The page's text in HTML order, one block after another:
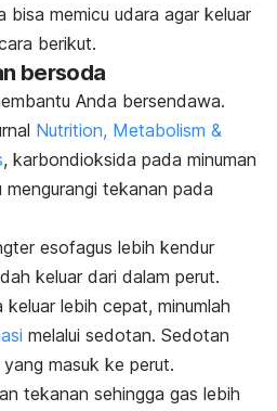
bisa memicu udara agar keluar
berikut.
bersoda
Anda bersendawa.
Nutrition, Metabolism &
, karbondioksida pada minuman
tekanan pada
esofagus lebih kendur
keluar dari dalam perut.
lebih cepat, minumlah
melalui sedotan. Sedotan
masuk ke perut.
tekanan sehingga gas lebih